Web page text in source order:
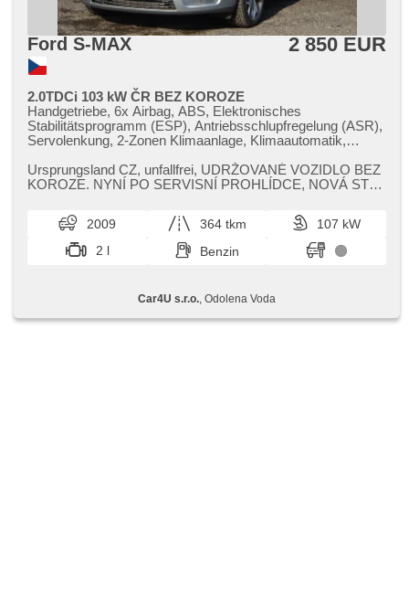
Ford S-MAX 2 850 EUR
2.0TDCi 103 kW ČR BEZ KOROZE
Handgetriebe, 6x Airbag, ABS, Elektronisches
Stabilitätsprogramm (ESP), Antriebsschlupfregelung (ASR),
Servolenkung, 2-Zonen Klimaanlage, Klimaautomatik,
Navigation, parkovací senzory přední, parkovací senzory
zadní, Scheibenwischersensor, Lenkrad einstellbar,
Seitenscheiben, El. Spiegel, Wegfahrsperre,
Zentralverriegelung mit Funkfernbedienung,
Zentralverriegelung, beheizte Sitze, Nebelscheinwerfer,
USB, AUX, Autoradio, CD-Spieler, Außenthermometer,
Heckscheibenwischer, Getönte Scheiben, zatmavená zadní
skla, přední pohon, Antrieb 4x2
Ursprungsland CZ,​ unfallfrei,​ UDRŽOVANÉ VOZIDLO BEZ
KOROZE. NYNÍ PO SERVISNÍ PROHLÍDCE,​ NOVÁ STK. ​
2009 364 tkm
107 kW
2 l
Benzin
Car4U s.r.o. , Odolena Voda